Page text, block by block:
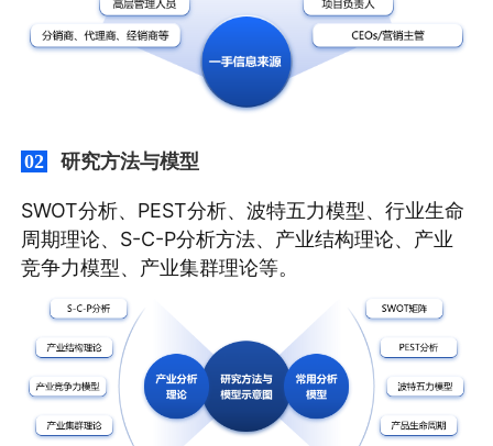
02 研究方法与模型
SWOT分析、PEST分析、波特五力模型、行业生命
周期理论、S-C-P分析方法、产业结构理论、产业
竞争力模型、产业集群理论等。